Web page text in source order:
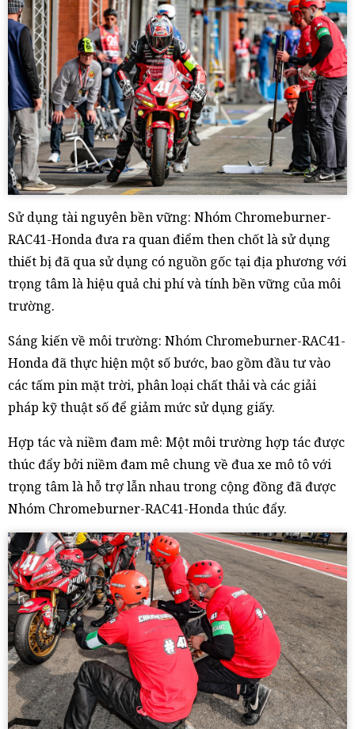
Sử dụng tài nguyên bền vững: Nhóm Chromeburner-
RAC41-Honda đưa ra quan điểm then chốt là sử dụng
thiết bị đã qua sử dụng có nguồn gốc tại địa phương với
trọng tâm là hiệu quả chi phí và tính bền vững của môi
trường.
Sáng kiến về môi trường: Nhóm Chromeburner-RAC41-
Honda đã thực hiện một số bước, bao gồm đầu tư vào
các tấm pin mặt trời, phân loại chất thải và các giải
pháp kỹ thuật số để giảm mức sử dụng giấy.
Hợp tác và niềm đam mê: Một môi trường hợp tác được
thúc đẩy bởi niềm đam mê chung về đua xe mô tô với
trọng tâm là hỗ trợ lẫn nhau trong cộng đồng đã được
Nhóm Chromeburner-RAC41-Honda thúc đẩy.